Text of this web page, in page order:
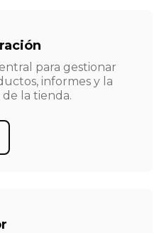
para gestionar
informes y la
la tienda.